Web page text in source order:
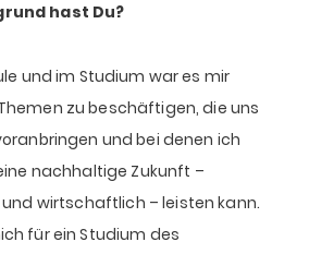
hast Du?
und im Studium war es mir
zu beschäftigen, die uns
und bei denen ich
nachhaltige Zukunft –
wirtschaftlich – leisten kann.
für ein Studium des